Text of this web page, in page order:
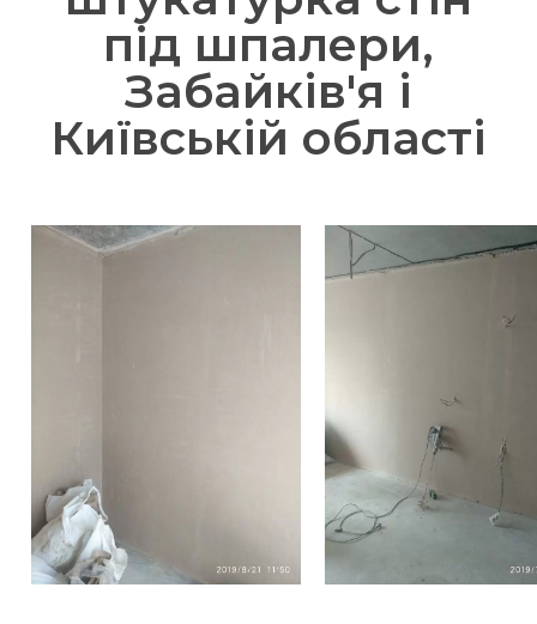
під шпалери,
Забайків'я і
Київській області